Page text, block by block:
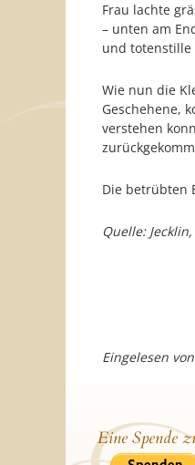
Frau lachte
– unten am
und totenstille
Wie nun die
Geschehene,
verstehen
Die betrübten
Quelle:
Eingelesen
Eine Spende